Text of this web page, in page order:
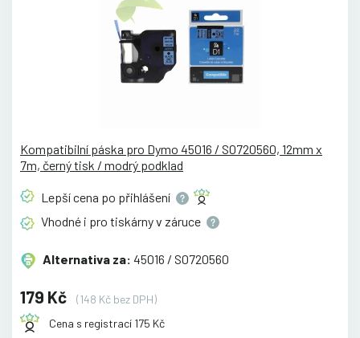
Kompatibilní páska pro Dymo 45016 / S0720560, 12mm x
7m, černý tisk / modrý podklad
Lepší cena po přihlášení
Vhodné i pro tiskárny v záruce
Alternativa za: 45016 / S0720560
179 Kč
(148 Kč bez DPH)
Cena s registrací 175 Kč